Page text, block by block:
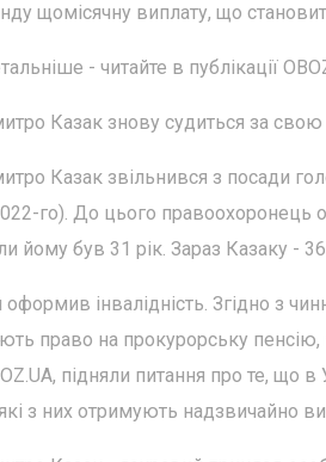
щомісячну виплату, що
- читайте в публікації
Казак знову судиться за свою
Казак звільнився з посади
го). До цього правоохоронець
йому був 31 рік. Зараз Казаку -
оформив інвалідність. Згідно з
право на прокурорську
підняли питання про те, що в
з них отримують надзвичайно